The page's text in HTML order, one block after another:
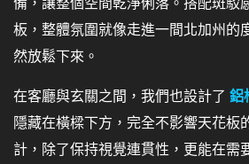
備，讓整個空間乾淨俐落。搭配斑駁
板，整體氛圍就像走進一間北加州的
然放鬆下來。
在客廳與玄關之間，我們也設計了 鋁
隱藏在橫樑下方，完全不影響天花板
計，除了保持視覺連貫性，更能在需